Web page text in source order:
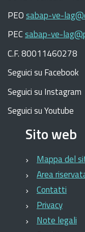
PEOsabap-ve-
PECsabap-ve-
C.F. 80011460278
Seguici su Facebook
Seguici su Instagram
Seguici su Youtube
Sito web
Mappa del
Area
Contatti
Privacy
Note legali